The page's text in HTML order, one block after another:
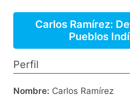
Carlos Ramírez:
Pueblos
Perfil
Nombre: Carlos Ramírez